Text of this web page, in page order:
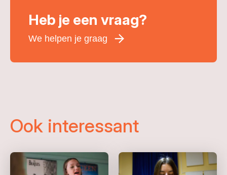
Heb je een vraag?
We helpen je graag
E-mailadres
Telefoonnummer
Ook interessant